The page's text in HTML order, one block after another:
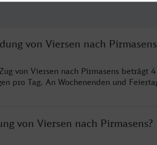
von Viersen nach
von Viersen nach Pirmasens beträgt
pro Tag. An Wochenenden und
von Viersen nach Pirmasens?